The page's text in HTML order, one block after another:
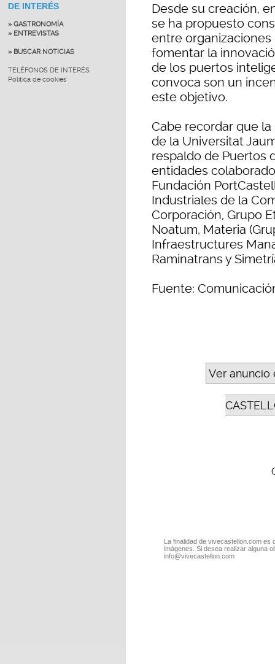
DE INTERÉS
» GASTRONOMÍA
» ENTREVISTAS
» BUSCAR NOTICIAS
TELÉFONOS DE INTERÉS
Política de cookies
Desde su creación,
se ha propuesto
entre organizaciones
fomentar la
de los puertos
convoca son un
este objetivo.
Cabe recordar que
de la Universitat
respaldo de Puertos
entidades
Fundación
Industriales de la
Corporación, Grupo
Noatum, Materia
Infraestructures
Raminatrans y
Fuente:
Ver anuncio
La finalidad de vivecastellon.com
imágenes. Si desea realizar alguna
info@vivecastellon.com